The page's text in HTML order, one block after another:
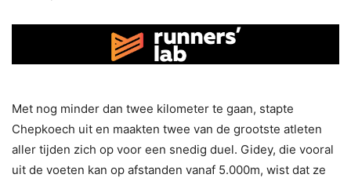
Met nog minder dan twee kilometer te gaan, stapte
Chepkoech uit en maakten twee van de grootste atleten
aller tijden zich op voor een snedig duel. Gidey, die vooral
uit de voeten kan op afstanden vanaf 5.000m, wist dat ze